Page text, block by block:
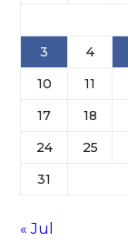
3
4
10
11
17
18
24
25
31
« Jul